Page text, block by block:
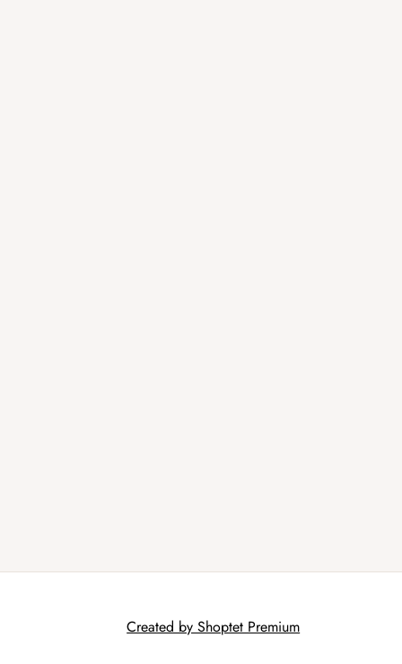
Created by Shoptet Premium